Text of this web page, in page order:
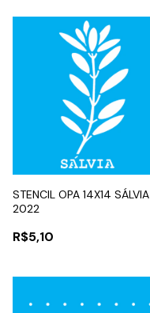
STENCIL OPA 14X14 SÁLVIA
2022
R$5,10